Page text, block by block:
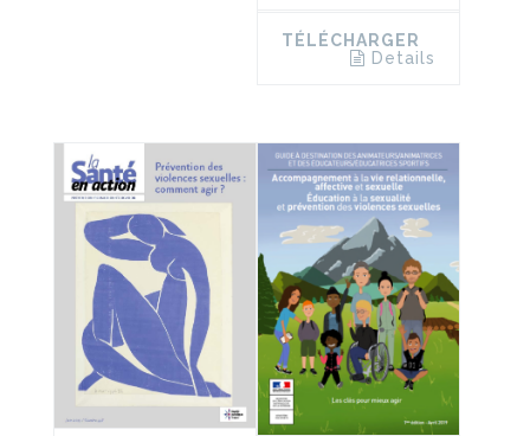
TÉLÉCHARGER
Details